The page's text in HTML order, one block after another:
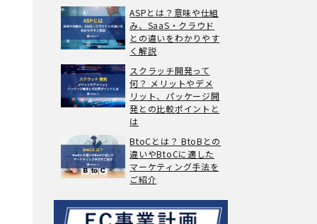
ASPとは？意味や仕組
み、SaaS・クラウド
との違いをわかりやす
く解説
スクラッチ開発って
何？ メリットやデメ
リット、パッケージ開
発との比較ポイントと
は
BtoCとは？ BtoBとの
違いやBtoCに適した
マーケティング手法を
ご紹介